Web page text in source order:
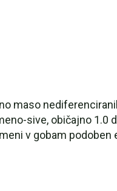
maso
sive, običajno 1.0
v gobam